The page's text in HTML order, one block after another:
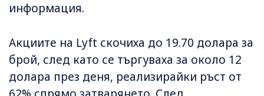
информация.
Акциите на Lyft скочиха до 19.70 долара за
брой, след като се търгуваха за около 12
долара през деня, реализирайки ръст от